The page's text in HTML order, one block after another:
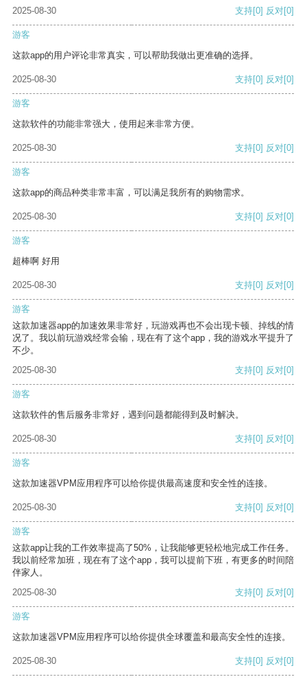
2025-08-30 支持[0] 反对[0]
游客
这款app的用户评论非常真实，可以帮助我做出更准确的选择。
2025-08-30 支持[0] 反对[0]
游客
这款软件的功能非常强大，使用起来非常方便。
2025-08-30 支持[0] 反对[0]
游客
这款app的商品种类非常丰富，可以满足我所有的购物需求。
2025-08-30 支持[0] 反对[0]
游客
超棒啊 好用
2025-08-30 支持[0] 反对[0]
游客
这款加速器app的加速效果非常好，玩游戏再也不会出现卡顿、掉线的情
况了。我以前玩游戏经常会输，现在有了这个app，我的游戏水平提升了
不少。
2025-08-30
支持[0] 反对[0]
游客
这款软件的售后服务非常好，遇到问题都能得到及时解决。
2025-08-30 支持[0] 反对[0]
游客
这款加速器VPM应用程序可以给你提供最高速度和安全性的连接。
2025-08-30 支持[0] 反对[0]
游客
这款app让我的工作效率提高了50%，让我能够更轻松地完成工作任务。
我以前经常加班，现在有了这个app，我可以提前下班，有更多的时间陪
伴家人。
2025-08-30
支持[0] 反对[0]
游客
这款加速器VPM应用程序可以给你提供全球覆盖和最高安全性的连接。
2025-08-30 支持[0] 反对[0]